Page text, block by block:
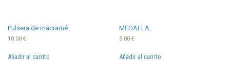
Pulsera de macramé
10.00 €
Añadir al carrito
MEDALLA
5.00€
Añadir al carrito